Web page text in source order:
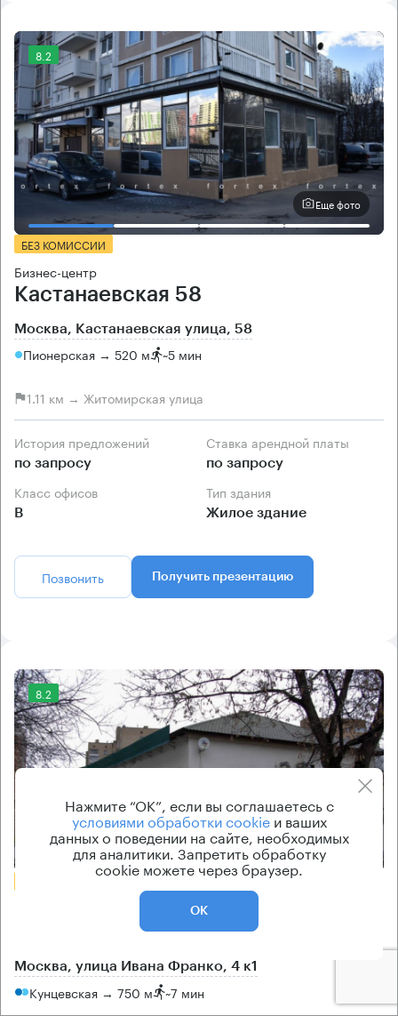
8.2
Еще фото
БЕЗ КОМИССИИ
Бизнес-центр
Кастанаевская 58
Москва, Кастанаевская улица, 58
Пионерская → 520 м ~5 мин
1.11 км → Житомирская улица
История предложений
по запросу
Ставка арендной платы
по запросу
Класс офисов
B
Тип здания
Жилое здание
Позвонить Получить презентацию
8.2
Еще фото
БЕЗ КОМИССИИ
Ивана Франко 4 к1
Москва, улица Ивана Франко, 4 к1
Кунцевская → 750 м ~7 мин
Нажмите “ОК”, если вы соглашаетесь с
условиями обработки cookieи ваших
данных о поведении на сайте, необходимых
для аналитики. Запретить обработку
cookie можете через браузер.
ОК